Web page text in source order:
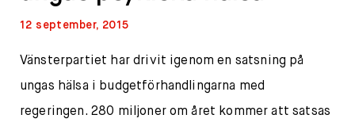
12 september, 2015
Vänsterpartiet har drivit igenom en satsning på
ungas hälsa i budgetförhandlingarna med
regeringen. 280 miljoner om året kommer att satsas